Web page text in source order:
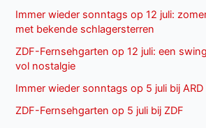
Immer wieder sonntags op 12 juli:
met bekende schlagersterren
ZDF-Fernsehgarten op 12 juli: een
vol nostalgie
Immer wieder sonntags op 5 juli bij ARD
ZDF-Fernsehgarten op 5 juli bij ZDF